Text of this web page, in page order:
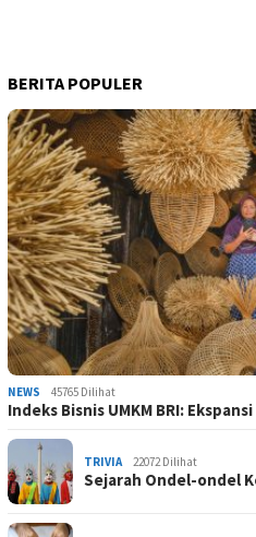
BERITA POPULER
NEWS 45765 Dilihat
Indeks Bisnis UMKM BRI:
TRIVIA 22072 Dilihat
Sejarah Ondel-ondel